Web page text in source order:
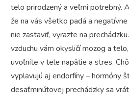
telo prirodzený a veľmi potrebný.
že na vás všetko padá a
nie zastaviť, vyrazte na
vzduchu vám okysličí mozog a
uvoľníte v tele napätie a stres.
vyplavujú aj endorfíny – hormóny
desaťminútovej prechádzky sa